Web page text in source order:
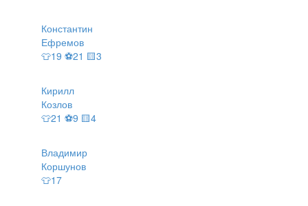
Константин
Ефремов
👕19 ⚽21 🟨3
Кирилл
Козлов
👕21 ⚽9 🟨4
Владимир
Коршунов
👕17